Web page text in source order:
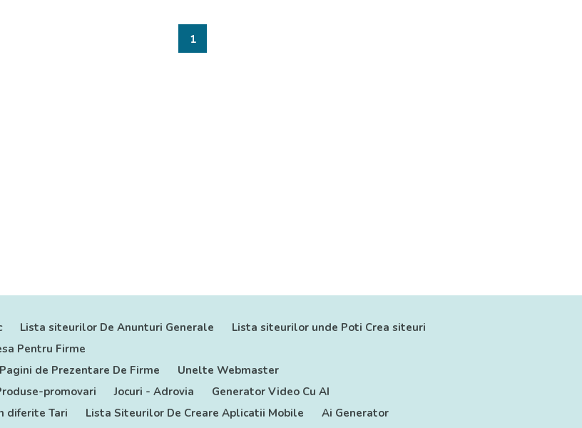
1
Lista siteurilor De Anunturi Generale
Lista siteurilor unde Poti Crea siteuri
Pentru Firme
de Prezentare De Firme
Unelte Webmaster
promovari Jocuri - Adrovia
Generator Video Cu AI
diferite Tari Lista Siteurilor De Creare Aplicatii Mobile
Ai Generator